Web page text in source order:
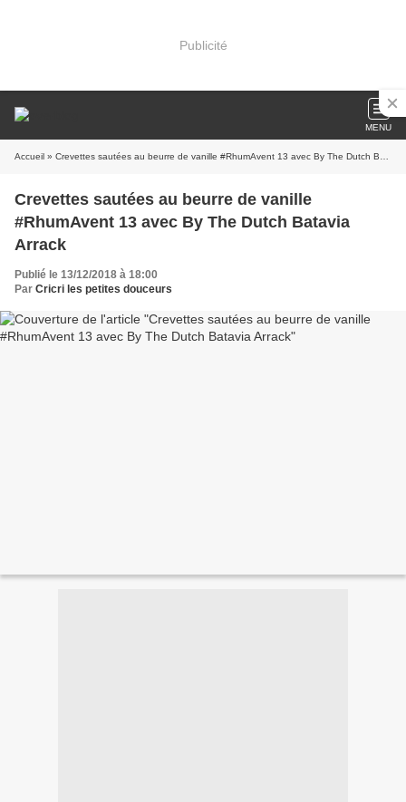
Publicité
MENU
Accueil » Crevettes sautées au beurre de vanille #RhumAvent 13 avec By The Dutch Batavia Arrack
Crevettes sautées au beurre de vanille
#RhumAvent 13 avec By The Dutch Batavia
Arrack
Publié le 13/12/2018 à 18:00
Par Cricri les petites douceurs